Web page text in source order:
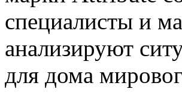
специалисты и
анализируют
для дома